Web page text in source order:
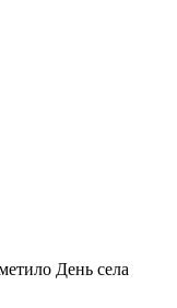
День села